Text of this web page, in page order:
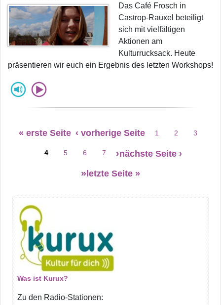
Das Café Frosch in
Castrop-Rauxel beteiligt
sich mit vielfältigen
Aktionen am
Kulturrucksack. Heute
präsentieren wir euch ein Ergebnis des letzten Workshops!
Seitennummerierung
Erste Seite
« erste Seite Vorherige Seite
‹ vorherige Seite Seite
1
Seite
2
Seite
3
Seite
4
Seite
5
Seite
6
Seite
7
nächste Seite ›
letzte Seite »
Was ist Kurux?
Zu den Radio-Stationen: